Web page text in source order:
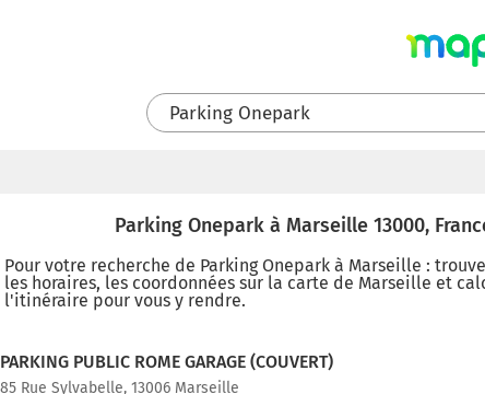
Parking Onepark
Parking Onepark à Marseille 13000,
Pour votre recherche de Parking Onepark à Marseille :
les horaires, les coordonnées sur la carte de Marseille et
l'itinéraire pour vous y rendre.
PARKING PUBLIC ROME GARAGE (COUVERT)
85 Rue Sylvabelle, 13006 Marseille